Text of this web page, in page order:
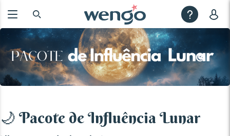
🌙 Pacote de Influência Lunar